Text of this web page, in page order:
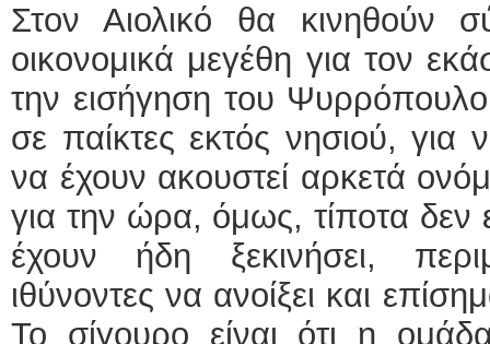
Στον Αιολικό θα κινηθούν
οικονομικά μεγέθη για τον
την εισήγηση του
σε παίκτες εκτός νησιού, για
να έχουν ακουστεί αρκετά
για την ώρα, όμως, τίποτα δεν
έχουν ήδη ξεκινήσει,
ιθύνοντες να ανοίξει και
Το σίγουρο είναι ότι η